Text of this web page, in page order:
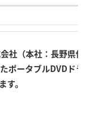
社（本社：長野県
ポータブルDVDドラ
。